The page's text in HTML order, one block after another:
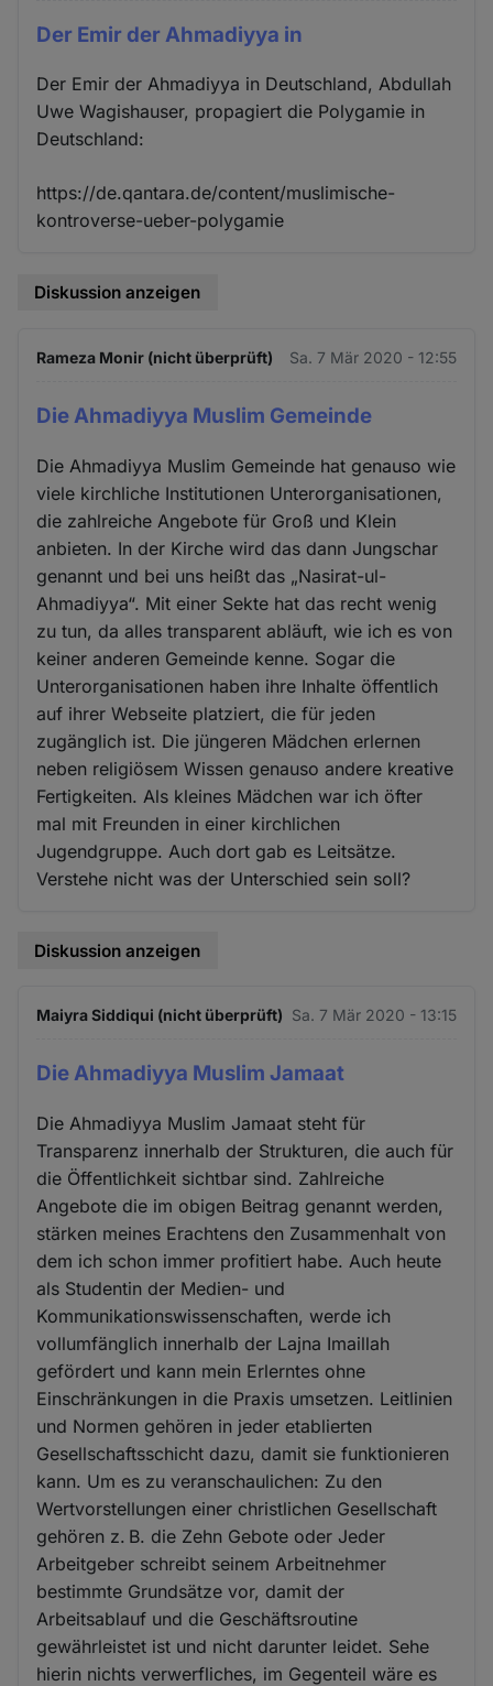
Der Emir der Ahmadiyya in
Der Emir der Ahmadiyya in Deutschland, Abdullah
Uwe Wagishauser, propagiert die Polygamie in
Deutschland:
https://de.qantara.de/content/muslimische-
kontroverse-ueber-polygamie
Diskussion anzeigen
Rameza Monir (nicht überprüft) Sa. 7 Mär 2020 - 12:55
Die Ahmadiyya Muslim Gemeinde
Die Ahmadiyya Muslim Gemeinde hat genauso wie
viele kirchliche Institutionen Unterorganisationen,
die zahlreiche Angebote für Groß und Klein
anbieten. In der Kirche wird das dann Jungschar
genannt und bei uns heißt das „Nasirat-ul-
Ahmadiyya“. Mit einer Sekte hat das recht wenig
zu tun, da alles transparent abläuft, wie ich es von
keiner anderen Gemeinde kenne. Sogar die
Unterorganisationen haben ihre Inhalte öffentlich
auf ihrer Webseite platziert, die für jeden
zugänglich ist. Die jüngeren Mädchen erlernen
neben religiösem Wissen genauso andere kreative
Fertigkeiten. Als kleines Mädchen war ich öfter
mal mit Freunden in einer kirchlichen
Jugendgruppe. Auch dort gab es Leitsätze.
Verstehe nicht was der Unterschied sein soll?
Diskussion anzeigen
Maiyra Siddiqui (nicht überprüft) Sa. 7 Mär 2020 - 13:15
Die Ahmadiyya Muslim Jamaat
Die Ahmadiyya Muslim Jamaat steht für
Transparenz innerhalb der Strukturen, die auch für
die Öffentlichkeit sichtbar sind. Zahlreiche
Angebote die im obigen Beitrag genannt werden,
stärken meines Erachtens den Zusammenhalt von
dem ich schon immer profitiert habe. Auch heute
als Studentin der Medien- und
Kommunikationswissenschaften, werde ich
vollumfänglich innerhalb der Lajna Imaillah
gefördert und kann mein Erlerntes ohne
Einschränkungen in die Praxis umsetzen. Leitlinien
und Normen gehören in jeder etablierten
Gesellschaftsschicht dazu, damit sie funktionieren
kann. Um es zu veranschaulichen: Zu den
Wertvorstellungen einer christlichen Gesellschaft
gehören z. B. die Zehn Gebote oder Jeder
Arbeitgeber schreibt seinem Arbeitnehmer
bestimmte Grundsätze vor, damit der
Arbeitsablauf und die Geschäftsroutine
gewährleistet ist und nicht darunter leidet. Sehe
hierin nichts verwerfliches, im Gegenteil wäre es